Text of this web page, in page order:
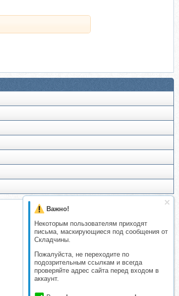
Важно!
Некоторым пользователям приходят
письма, маскирующиеся под сообщения от
Складчины.
Пожалуйста, не переходите по
подозрительным ссылкам и всегда
проверяйте адрес сайта перед входом в
аккаунт.